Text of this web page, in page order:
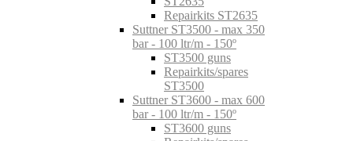
Repairkits ST2635
Suttner ST3500 - max 350
bar - 100 ltr/m - 150º
ST3500 guns
Repairkits/spares
ST3500
Suttner ST3600 - max 600
bar - 100 ltr/m - 150º
ST3600 guns